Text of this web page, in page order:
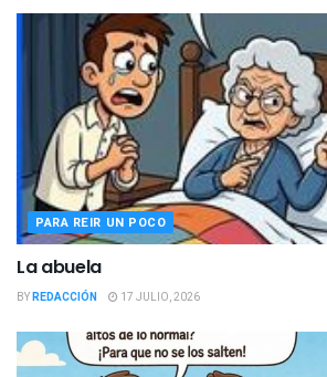
PARA REIR UN POCO
La abuela
BYREDACCIÓN 17 JULIO, 2026